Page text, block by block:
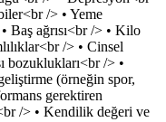
/> • Yeme
Baş ağrısı<br /> • Kilo
/> • Cinsel
bozuklukları<br /> •
(örneğin spor,
gerektiren
/> • Kendilik değeri ve